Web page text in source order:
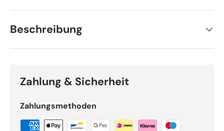
Beschreibung
Zahlung & Sicherheit
Zahlungsmethoden